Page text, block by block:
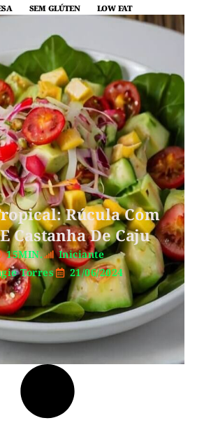
SEM GLÚTEN LOW FAT
Rúcula Com
Castanha De Caju
15MIN.
Iniciante
Torres
21/06/2024